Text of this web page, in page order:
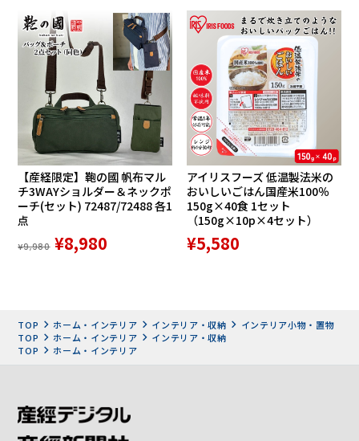
デザインの革新」展を開催。
時計は、単に時を刻むだけでなく、空間そのものを美しく演
出する存在です。ときには凛と佇む花のように、ときには光
輝く宝石のように。毎日何気なく目にするものだからこそ、
日々の暮らしを豊かにするデザインでありたい—そんな想い
を大切に、Lemnosは数々の著名デザイナーと共に多くの名
品を生み出してきました。
Lemnosの製品は、熟練した職人の手仕事によって一つひと
つ丁寧に仕上げられています。素材と真摯に向き合い、その
めとした国内外の数々のデザイン賞を受賞し、その品質と美
を高く評価されています。
【産経限定】鞄の國 帆布マル
チ3WAYショルダー＆ネックポ
ーチ(セット) 72487/72488 各1
点
¥9,980 ¥8,980
アイリスフーズ 低温製法米の
おいしいごはん国産米100％
150g×40食 1セット
（150g×10p×4セット）
¥5,580
TOP ホーム・インテリア インテリア・収納
インテリア小物・置物
TOP
ホーム・インテリア
インテリア・収納
TOP
ホーム・インテリア